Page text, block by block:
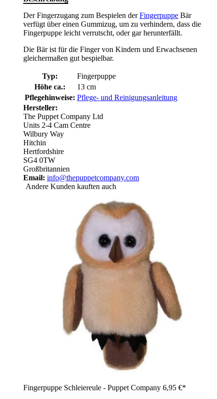
Der Fingerzugang zum Bespielen derFingerpuppe Bär
verfügt über einen Gummizug, um zu verhindern, dass die
Fingerpuppe leicht verrutscht, oder gar herunterfällt.
Die Bär ist für die Finger von Kindern und Erwachsenen
gleichermaßen gut bespielbar.
Typ:
Fingerpuppe
Höhe ca.:
13 cm
Pflegehinweise: Pflege- und Reinigungsanleitung
Hersteller:
The Puppet Company Ltd
Units 2-4 Cam Centre
Wilbury Way
Hitchin
Hertfordshire
SG4 0TW
Großbritannien
Email: info@thepuppetcompany.com
Andere Kunden kauften auch
Fingerpuppe Schleiereule - Puppet Company 6,95 €*